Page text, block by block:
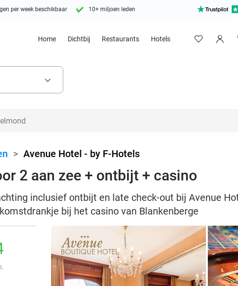
per week beschikbaar 10+ miljoen leden
Home Dichtbij Restaurants Hotels
keyboard_arrow_down
> Avenue Hotel - by F-Hotels
2 aan zee + ontbijt + casino
inclusief ontbijt en late check-out bij Avenue
bij het casino van Blankenberge